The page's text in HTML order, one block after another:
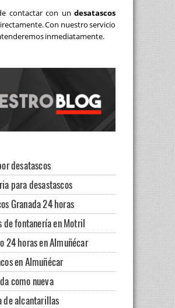
contactar con undesatascos
Con nuestro servicio
inmediatamente.
desatascos
para desastascos
Granada 24 horas
de fontanería en Motril
24 horas en Almuñécar
en Almuñécar
como nueva
de alcantarillas